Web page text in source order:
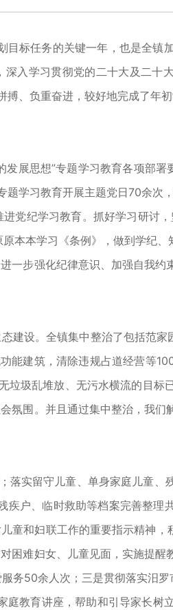
任务的关键一年，也是全镇
入学习贯彻党的二十大及二十
、负重奋进，较好地完成了年
思想”专题学习教育各项部署
学习教育开展主题党日70余
党纪学习教育。抓好学习研讨
本本学习《条例》，做到学纪
一步强化纪律意识、加强自我
设。全镇集中整治了包括范家
建筑，清除违规占道经营等
圾乱堆放、无污水横流的目
氛围。并且通过集中整治，我
留守儿童、单身家庭儿童、
户、临时救助等档案完善整
童和妇联工作的重要指示精神
困难妇女、儿童见面，实施提
务50余人次；三是贯彻落实汨
教育讲座，帮助和引导家长